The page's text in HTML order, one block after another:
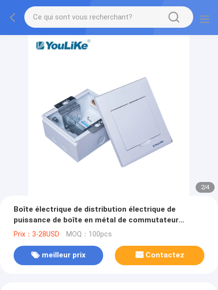
2/4
Boîte électrique de distribution électrique de
puissance de boîte en métal de commutateur
principal en acier de Mcb imperméable
Prix：3-28USD MOQ：100pcs
meilleur prix Contactez